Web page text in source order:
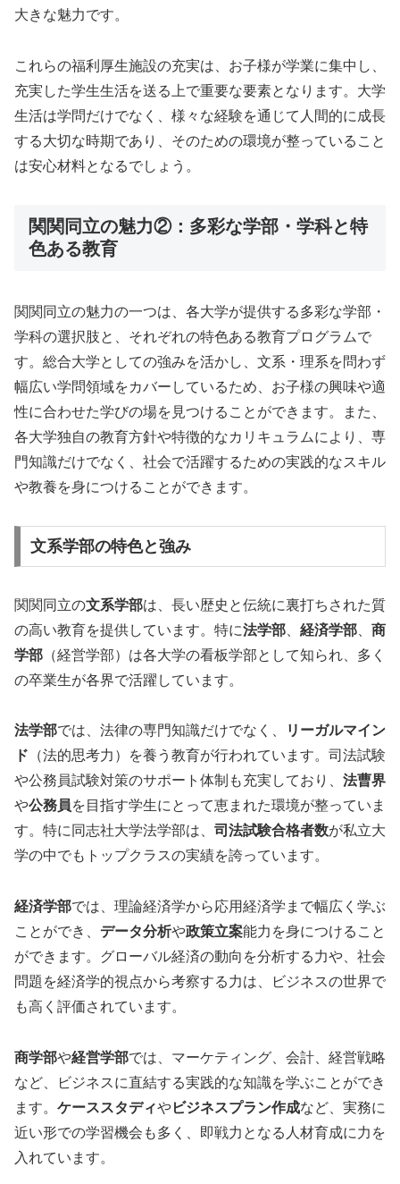
大きな魅力です。
これらの福利厚生施設の充実は、お子様が学業に集中し、
充実した学生生活を送る上で重要な要素となります。大学
生活は学問だけでなく、様々な経験を通じて人間的に成長
する大切な時期であり、そのための環境が整っていること
は安心材料となるでしょう。
関関同立の魅力②：多彩な学部・学科と特
色ある教育
関関同立の魅力の一つは、各大学が提供する多彩な学部・
学科の選択肢と、それぞれの特色ある教育プログラムで
す。総合大学としての強みを活かし、文系・理系を問わず
幅広い学問領域をカバーしているため、お子様の興味や適
性に合わせた学びの場を見つけることができます。また、
各大学独自の教育方針や特徴的なカリキュラムにより、専
門知識だけでなく、社会で活躍するための実践的なスキル
や教養を身につけることができます。
文系学部の特色と強み
関関同立の文系学部は、長い歴史と伝統に裏打ちされた質
の高い教育を提供しています。特に法学部 経済学部
商
学部 （経営学部）は各大学の看板学部として知られ、多く
の卒業生が各界で活躍しています。
法学部では、法律の専門知識だけでなく、
リーガルマイン
ド （法的思考力）を養う教育が行われています。司法試験
や公務員試験対策のサポート体制も充実しており、 法曹界
や公務員を目指す学生にとって恵まれた環境が整っていま
す。特に同志社大学法学部は、 司法試験合格者数が私立大
学の中でもトップクラスの実績を誇っています。
経済学部では、理論経済学から応用経済学まで幅広く学ぶ
ことができ、 データ分析や政策立案能力を身につけること
ができます。グローバル経済の動向を分析する力や、社会
問題を経済学的視点から考察する力は、ビジネスの世界で
も高く評価されています。
商学部や経営学部では、マーケティング、会計、経営戦略
など、ビジネスに直結する実践的な知識を学ぶことができ
ます。 ケーススタディやビジネスプラン作成など、実務に
近い形での学習機会も多く、即戦力となる人材育成に力を
入れています。